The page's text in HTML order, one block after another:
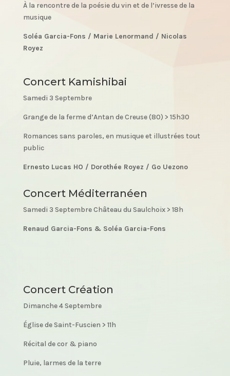
À la rencontre de la poésie du vin et de l’ivresse de la
musique
Soléa Garcia-Fons / Marie Lenormand / Nicolas
Royez
Concert Kamishibai
Samedi 3 Septembre
Grange de la ferme d’Antan de Creuse (80) > 15h30
Romances sans paroles, en musique et illustrées tout
public
Ernesto Lucas HO / Dorothée Royez / Go Uezono
Concert Méditerranéen
Samedi 3 Septembre Château du Saulchoix > 18h
Renaud Garcia-Fons & Soléa Garcia-Fons
Concert Création
Dimanche 4 Septembre
Église de Saint-Fuscien > 11h
Récital de cor & piano
Pluie, larmes de la terre